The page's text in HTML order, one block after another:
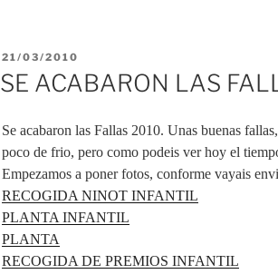
PUBLICADO
EL
21/03/2010
SE ACABARON LAS
Se acabaron las Fallas 2010. Unas buenas
poco de frio, pero como podeis ver hoy el
Empezamos a poner fotos, conforme vayais
RECOGIDA NINOT INFANTIL
PLANTA INFANTIL
PLANTA
RECOGIDA DE PREMIOS INFANTIL